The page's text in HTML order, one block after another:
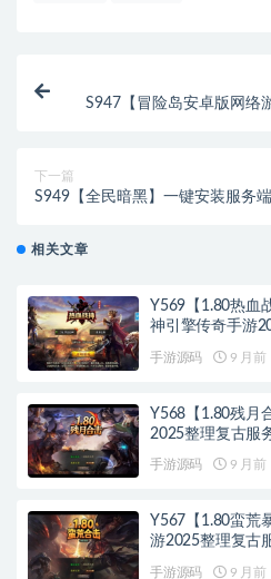
S947【冒险岛安卓版网络
下一篇
S949【全民暗黑】一键安装服务
相关文章
Y569【1.80热血
神引擎传奇手游
手游源码 9 月前
Y568【1.80残月
2025整理复古服
手游源码 9 月前
Y567【1.80蛮荒
游2025整理复古
手游源码 9 月前